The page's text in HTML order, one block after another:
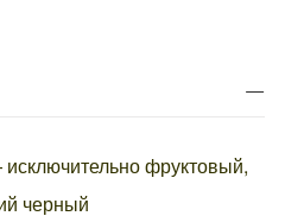
фруктовый,
черный